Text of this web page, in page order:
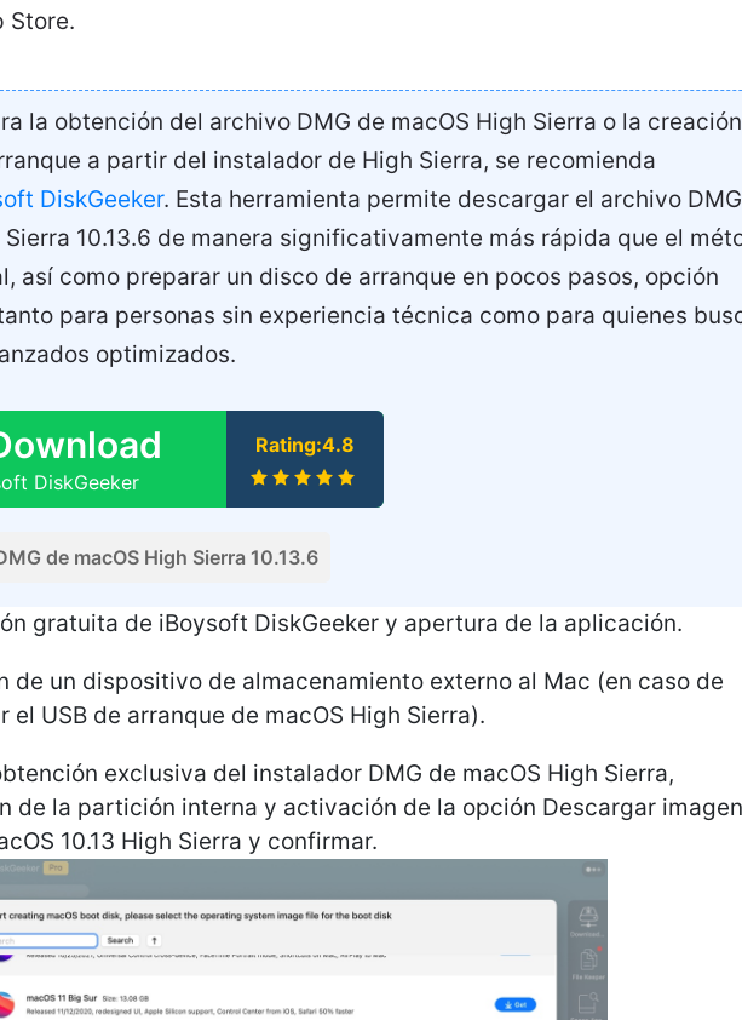
Store.
la obtención del archivo DMG de macOS High Sierra o la
a partir del instalador de High Sierra, se recomienda
DiskGeeker. Esta herramienta permite descargar el archivo
Sierra 10.13.6 de manera significativamente más rápida que el
así como preparar un disco de arranque en pocos pasos, opción
para personas sin experiencia técnica como para quienes
optimizados.
DiskGeeker
Rating:4.8
de macOS High Sierra 10.13.6
gratuita de iBoysoft DiskGeeker y apertura de la aplicación.
de un dispositivo de almacenamiento externo al Mac (en caso de
el USB de arranque de macOS High Sierra).
exclusiva del instalador DMG de macOS High Sierra,
de la partición interna y activación de la opción Descargar
10.13 High Sierra y confirmar.